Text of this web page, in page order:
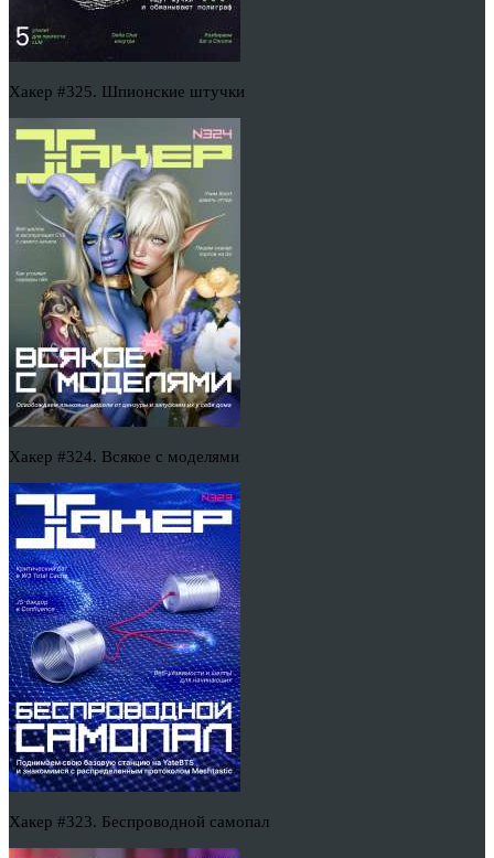
Хакер #325. Шпионские штучки
Хакер #324. Всякое с моделями
Хакер #323. Беспроводной самопал